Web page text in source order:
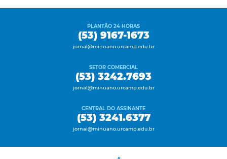
PLANTÃO 24 HORAS
(53) 9167-1673
jornal@minuano.urcamp.edu.br
SETOR COMERCIAL
(53) 3242.7693
jornal@minuano.urcamp.edu.br
CENTRAL DO ASSINANTE
(53) 3241.6377
jornal@minuano.urcamp.edu.br